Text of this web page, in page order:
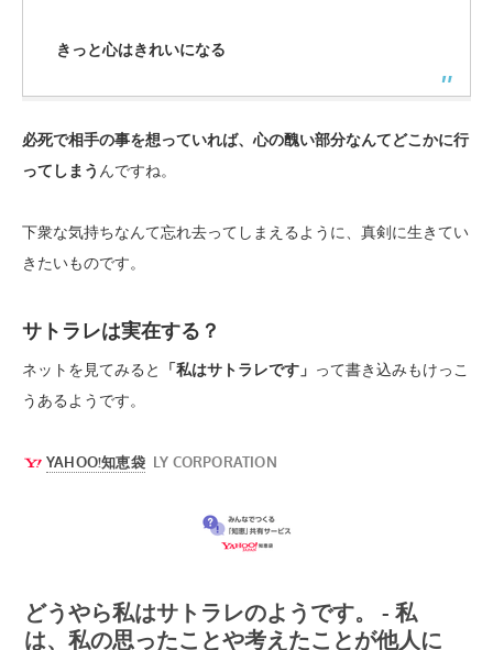
きっと心はきれいになる
必死で相手の事を想っていれば、心の醜い部分なんてどこかに行
ってしまう んですね。
下衆な気持ちなんて忘れ去ってしまえるように、真剣に生きてい
きたいものです。
サトラレは実在する？
ネットを見てみると 「私はサトラレです」 って書き込みもけっこ
うあるようです。